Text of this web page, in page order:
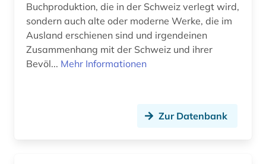
genf (1)
geographie (1)
geowissenschaften (1)
geschichte 1000-2000 (1)
Spanien (10)
Suedamerika (11)
Suedasien (1)
Buchproduktion, die in der Schweiz verlegt wird,
sondern auch alte oder moderne Werke, die im
Ausland erschienen sind und irgendeinen
Zusammenhang mit der Schweiz und ihrer
Bevöl... Mehr Informationen
Zur Datenbank